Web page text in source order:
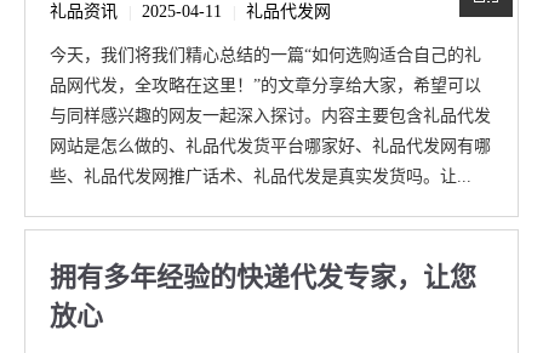
礼品资讯 2025-04-11 礼品代发网
今天，我们将我们精心总结的一篇“如何选购适合自己的礼
品网代发，全攻略在这里！”的文章分享给大家，希望可以
与同样感兴趣的网友一起深入探讨。内容主要包含礼品代发
网站是怎么做的、礼品代发货平台哪家好、礼品代发网有哪
些、礼品代发网推广话术、礼品代发是真实发货吗。让...
拥有多年经验的快递代发专家，让您
放心